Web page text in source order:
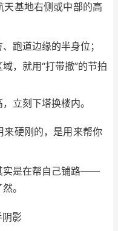
基地右侧或中部的高
跑道边缘的半身位；
，就用“打带撤”的节拍
立刻下塔换楼内。
来硬刚的，是用来帮你
实是在帮自己铺路——
。
阴影